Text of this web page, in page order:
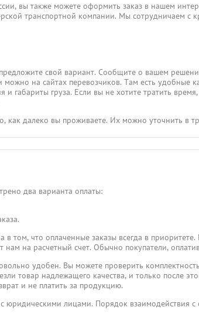
вы также можете оформить заказ в нашем
транспортной компании. Мы сотрудничаем с
свой вариант. Сообщите о вашем
можно на сайтах перевозчиков. Там есть удобные
и габариты груза. Если вы не хотите тратить
как далеко вы проживаете. Их можно уточнить в
два варианта оплаты:
в том, что оплаченные заказы всегда в
нам на расчетный счет. Обычно покупатели,
удобен. Вы можете проверить
товар надлежащего качества, и только после
и не платить за продукцию.
юридическими лицами. Порядок взаимодействия